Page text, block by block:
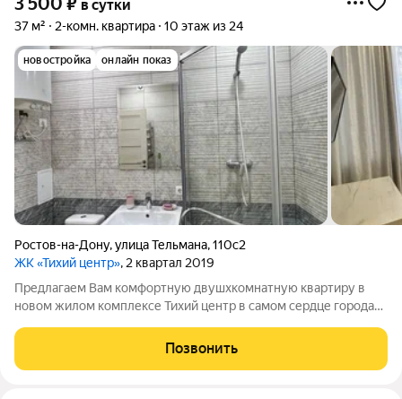
в сутки
37 м² 2-комн. квартира 10 этаж из 24
новостройка онлайн показ
Ростов-на-Дону,улица Тельмана,110с2
ЖК «Тихий центр», 2 квартал 2019
Предлагаем Вам комфортную двушхкомнатную квартиру в
новом жилом комплексе Тихий центр в самом сердце города
консьержем и видеонаблюдением, что обеспечивает Вашу
безопасность и спокойствие. Внутри
Позвонить